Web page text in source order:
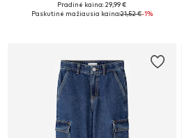
Yra daugybė dydžių
Pradinė kaina: 29,99 €
Paskutinė mažiausia kaina:21,52 €-1%